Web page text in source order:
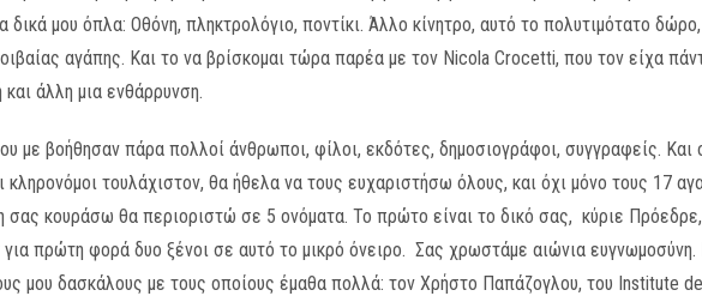
δικά μου όπλα: Οθόνη, πληκτρολόγιο, ποντίκι. Άλλο κίνητρο, αυτό το πολυτιμότατο
αγάπης. Και το να βρίσκομαι τώρα παρέα με τον Nicola Crocetti, που τον είχα
και άλλη μια ενθάρρυνση.
με βοήθησαν πάρα πολλοί άνθρωποι, φίλοι, εκδότες, δημοσιογράφοι, συγγραφείς. Και
κληρονόμοι τουλάχιστον, θα ήθελα να τους ευχαριστήσω όλους, και όχι μόνο τους 17
σας κουράσω θα περιοριστώ σε 5 ονόματα. Το πρώτο είναι το δικό σας, κύριε
για πρώτη φορά δυο ξένοι σε αυτό το μικρό όνειρο. Σας χρωστάμε αιώνια
μου δασκάλους με τους οποίους έμαθα πολλά: τον Χρήστο Παπάζογλου, τoυ Institute